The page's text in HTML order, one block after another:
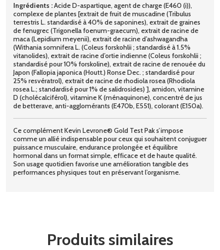
Ingrédients :Acide D-aspartique, agent de charge (E460 (i)),
complexe de plantes [extrait de fruit de muscadine (Tribulus
terrestris L. standardisé à 40% de saponines), extrait de graines
de fenugrec (Trigonella foenum-graecum), extrait de racine de
maca (Lepidium meyenii), extrait de racine d’ashwagandha
(Withania somnifera L. (Coleus forskohlii ; standardisé à 1.5%
vitanolides), extrait de racine d’ortie indienne (Coleus forskohlii ;
standardisé pour 10% forskoline), extrait de racine de renouée du
Japon (Fallopia japonica (Houtt.) Ronse Dec. ; standardisé pour
25% resvératrol), extrait de racine de rhodiola rosea (Rhodiola
rosea L.; standardisé pour 1% de salidrosides) ], amidon, vitamine
D (cholécalciférol), vitamine K (ménaquinone), concentré de jus
de betterave, anti-agglomérants (E470b, E551), colorant (E150a).
Ce complément Kevin Levrone® Gold Test Pak s’impose
comme un allié indispensable pour ceux qui souhaitent conjuguer
puissance musculaire, endurance prolongée et équilibre
hormonal dans un format simple, efficace et de haute qualité.
Son usage quotidien favorise une amélioration tangible des
performances physiques tout en préservant l’organisme.
Produits similaires